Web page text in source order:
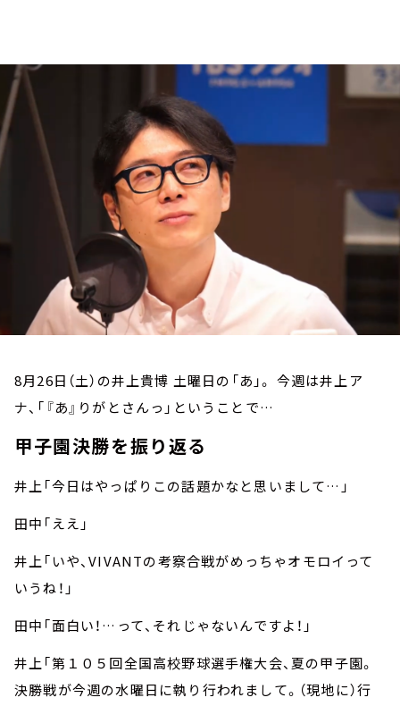
イベント・グッズ
8月26日（土）の井上貴博 土曜日の「あ」。 今週は井上ア
ナ、「『あ』りがとさんっ」ということで…
甲子園決勝を振り返る
井上「今日はやっぱりこの話題かなと思いまして…」
田中「ええ」
井上「いや、VIVANTの考察合戦がめっちゃオモロイって
いうね！」
田中「面白い！…って、それじゃないんですよ！」
井上「第１０５回全国高校野球選手権大会、夏の甲子園。
決勝戦が今週の水曜日に執り行われまして。（現地に）行